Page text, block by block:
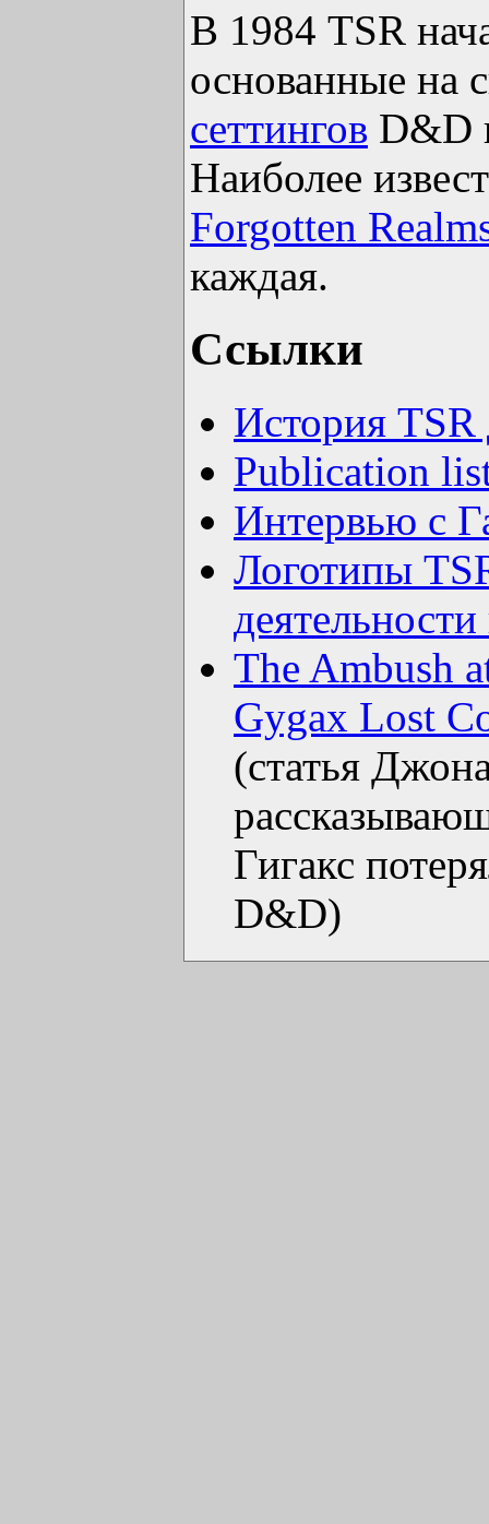
В 1984 TSR
основанные на
сеттингов D&D
Наиболее
Forgotten
каждая.
Ссылки
История TSR
Publication
Интервью с
Логотипы
The Ambush
Gygax Lost
(статья
Гигакс
D&D)